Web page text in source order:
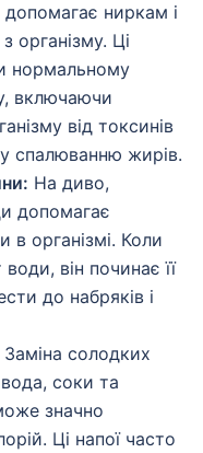
ниркам і
організму. Ці
нормальному
включаючи
від токсинів
спалюванню жирів.
На диво,
допомагає
в організмі. Коли
він починає її
до набряків і
Заміна солодких
соки та
значно
Ці напої часто